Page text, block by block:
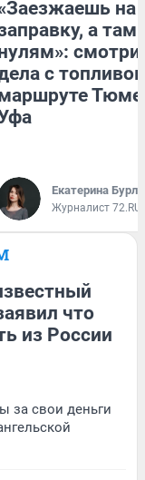
на
а там
с
Екатерина
Журналист 72.RU
что
из России
за свои деньги